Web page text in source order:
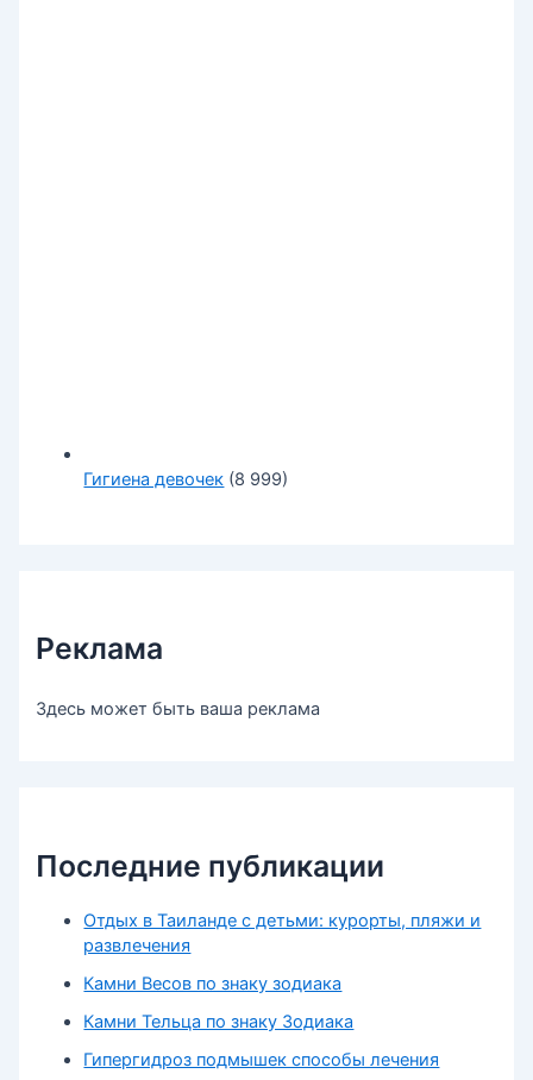
Гигиена девочек (8 999)
Реклама
Здесь может быть ваша реклама
Последние публикации
Отдых в Таиланде с детьми: курорты, пляжи и
развлечения
Камни Весов по знаку зодиака
Камни Тельца по знаку Зодиака
Гипергидроз подмышек способы лечения